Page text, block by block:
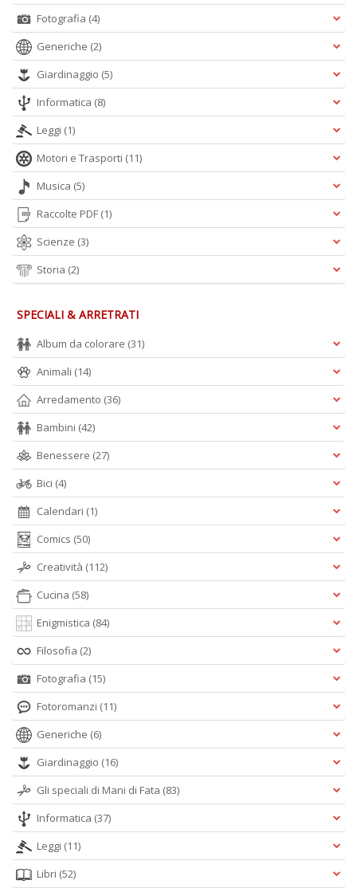
Fotografia (4)
Generiche (2)
Giardinaggio (5)
Informatica (8)
Leggi (1)
Motori e Trasporti (11)
Musica (5)
Raccolte PDF (1)
Scienze (3)
Storia (2)
SPECIALI & ARRETRATI
Album da colorare (31)
Animali (14)
Arredamento (36)
Bambini (42)
Benessere (27)
Bici (4)
Calendari (1)
Comics (50)
Creatività (112)
Cucina (58)
Enigmistica (84)
Filosofia (2)
Fotografia (15)
Fotoromanzi (11)
Generiche (6)
Giardinaggio (16)
Gli speciali di Mani di Fata (83)
Informatica (37)
Leggi (11)
Libri (52)